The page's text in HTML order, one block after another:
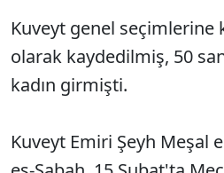
Kuveyt genel seçimlerine
olarak kaydedilmiş, 50
kadın girmişti.
Kuveyt Emiri Şeyh Meşal